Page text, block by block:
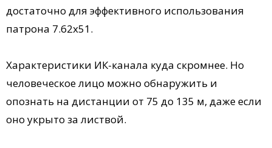
достаточно для эффективного использования
патрона 7.62х51.
Характеристики ИК-канала куда скромнее. Но
человеческое лицо можно обнаружить и
опознать на дистанции от 75 до 135 м, даже если
оно укрыто за листвой.